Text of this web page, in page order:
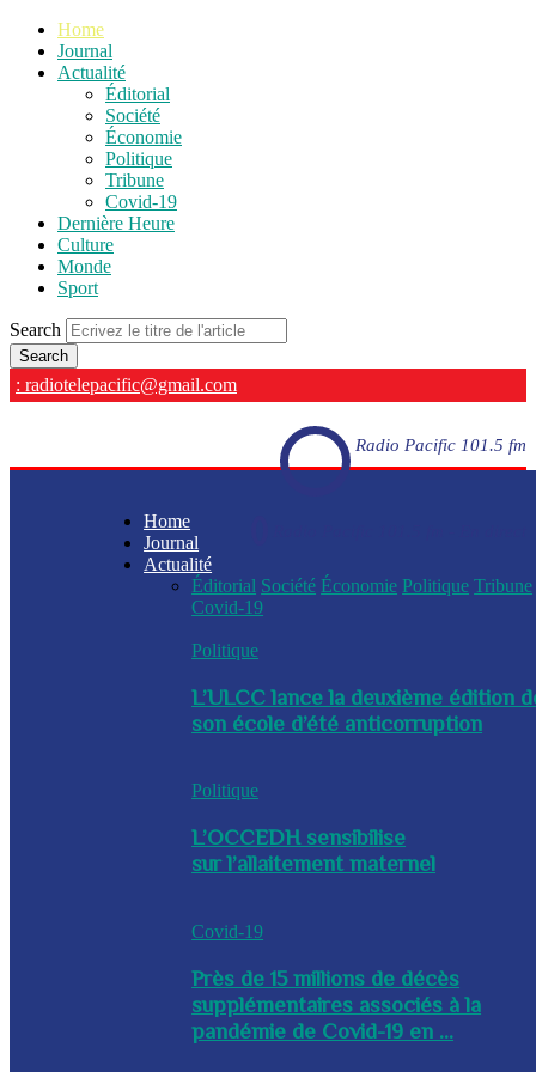
Home
Journal
Actualité
Éditorial
Société
Économie
Politique
Tribune
Covid-19
Dernière Heure
Culture
Monde
Sport
Search
: radiotelepacific@gmail.com
Radio Pacific 101.5 fm
Home
Journal
Actualité
Éditorial Société Économie Politique Tribune
Covid-19
Politique
L’ULCC lance la deuxième édition
son école d’été anticorruption
Politique
L’OCCEDH sensibilise
sur l’allaitement maternel
Covid-19
Près de 15 millions de décès
supplémentaires associés à la
pandémie de Covid-19 en ...